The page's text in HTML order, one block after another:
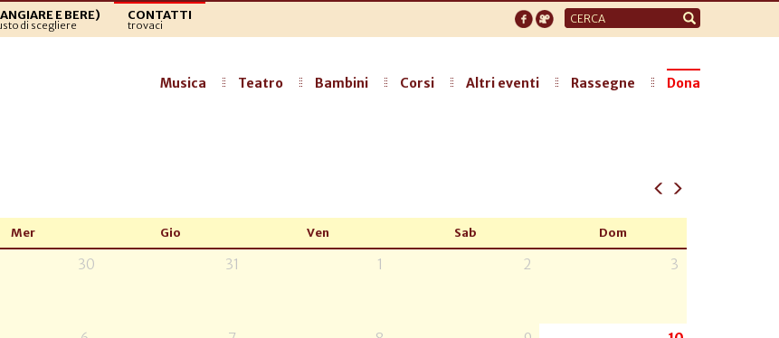
E BERE)
di scegliere
CONTATTI
trovaci
Form
di
Musica Teatro Bambini Corsi Altri eventi Rassegne Dona
Mer Gio Ven Sab Dom
30 31 1 2 3